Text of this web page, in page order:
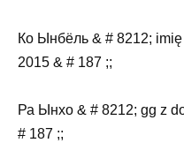
Ко Ынбёль & # 8212;
2015 & # 187 ;;
Ра Ынхо & # 8212; gg z
# 187 ;;